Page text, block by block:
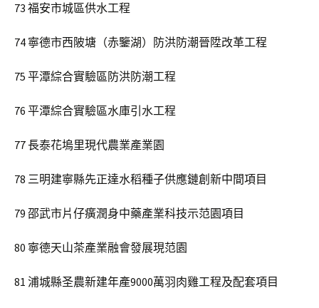
73 福安市城區供水工程
74 寧德市西陂塘（赤鑒湖）防洪防潮晉陞改革工程
75 平潭綜合實驗區防洪防潮工程
76 平潭綜合實驗區水庫引水工程
77 長泰花塢里現代農業產業園
78 三明建寧縣先正達水稻種子供應鏈創新中間項目
79 邵武市片仔癀潤身中藥產業科技示范園項目
80 寧德天山茶產業融會發展現范園
81 浦城縣圣農新建年產9000萬羽肉雞工程及配套項目